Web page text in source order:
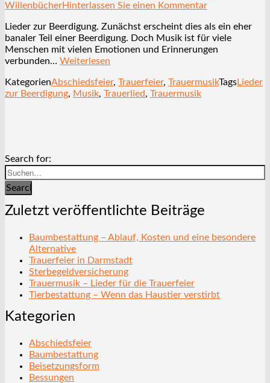
WillenbücherHinterlassen Sie einen Kommentar
Lieder zur Beerdigung. Zunächst erscheint dies als ein eher
banaler Teil einer Beerdigung. Doch Musik ist für viele
Menschen mit vielen Emotionen und Erinnerungen
verbunden… Weiterlesen
KategorienAbschiedsfeier, Trauerfeier, TrauermusikTagsLieder
zur Beerdigung, Musik, Trauerlied, Trauermusik
Search for:
Search
Zuletzt veröffentlichte Beiträge
Baumbestattung – Ablauf, Kosten und eine besondere
Alternative
Trauerfeier in Darmstadt
Sterbegeldversicherung
Trauermusik – Lieder für die Trauerfeier
Tierbestattung – Wenn das Haustier verstirbt
Kategorien
Abschiedsfeier
Baumbestattung
Beisetzungsform
Bessungen